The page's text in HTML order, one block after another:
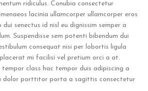
ridiculus. Conubia consectetur
lacinia ullamcorper ullamcorper eros
senectus id nisl eu dignissim semper a
Suspendisse sem potenti bibendum dui
consequat nisi per lobortis ligula
mi facilisi vel pretium orci a at.
class hac tempor duis adipiscing a
dolor porttitor porta a sagittis consectetur